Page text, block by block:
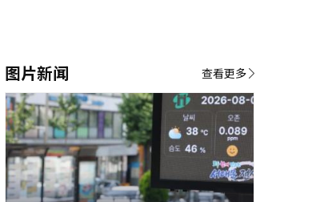
图片新闻 查看更多